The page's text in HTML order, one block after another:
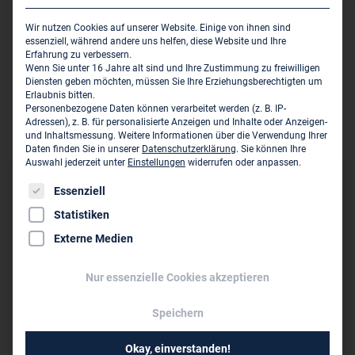
Verkehrsinfrastruktur, Mobilität und Verkehrstechnik,
Immissionsschutz, Hydraulische Netzsimulation,
Bauausführung, Schätzung mineralischer Reserven,
Bodenschutz, Hydrogeologie, Umweltplanung,
Grundbau und Geotechnik, Sedimentmanagement,
Bergbauplanung, CCS, Geothermie
Sitz des Zweigbüros
Fichtner Water & Transportation GmbH - Standort
Aachen
D-52066 Aachen
info@fwt.fichtner.de
Wir nutzen Cookies auf unserer Website. Einige von ihnen sind
essenziell, während andere uns helfen, diese Website und Ihre
Erfahrung zu verbessern.
Wenn Sie unter 16 Jahre alt sind und Ihre Zustimmung zu freiwilligen
Diensten geben möchten, müssen Sie Ihre Erziehungsberechtigten um
Erlaubnis bitten.
Personenbezogene Daten können verarbeitet werden (z. B. IP-
Adressen), z. B. für personalisierte Anzeigen und Inhalte oder Anzeigen-
und Inhaltsmessung. Weitere Informationen über die Verwendung Ihrer
Daten finden Sie in unserer Datenschutzerklärung. Sie können Ihre
Auswahl jederzeit unter Einstellungen widerrufen oder anpassen.
Es folgt eine Liste der Service-Gruppen, für die eine
Essenziell
Statistiken
Externe Medien
Nur essenzielle Cookies akzeptieren
Speichern
Okay, einverstanden!